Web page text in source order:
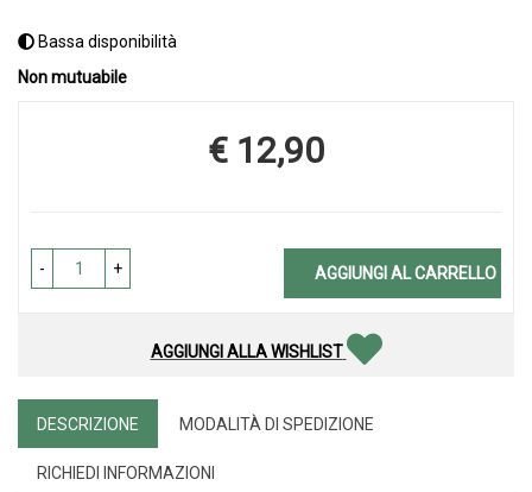
Bassa disponibilità
Non mutuabile
Prezzo
€ 12,90
- + AGGIUNGI AL CARRELLO
AGGIUNGI ALLA WISHLIST
DESCRIZIONE MODALITÀ DI SPEDIZIONE
RICHIEDI INFORMAZIONI